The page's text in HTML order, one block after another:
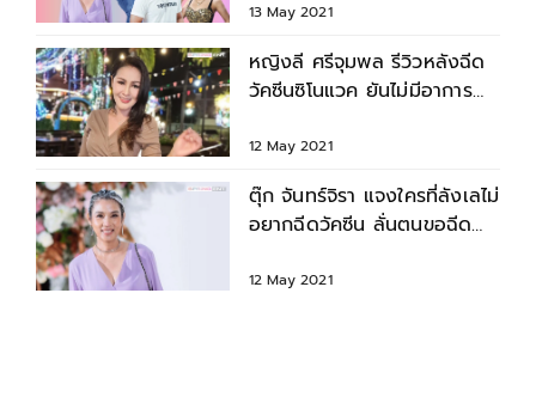
13 May 2021
หญิงลี ศรีจุมพล รีวิวหลังฉีด
วัคซีนซิโนแวค ยันไม่มีอาการ
12 May 2021
ตุ๊ก จันทร์จิรา แจงใครที่ลังเลไม่
อยากฉีดวัคซีน ลั่นตนขอฉีด
12 May 2021